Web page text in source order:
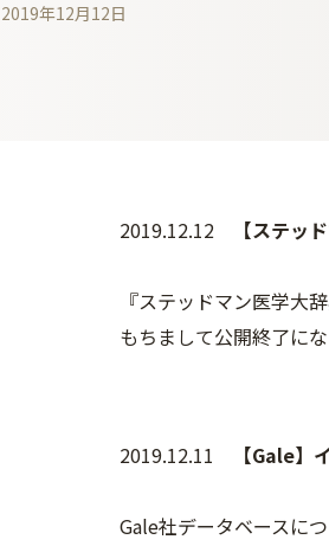
2019年12月12日
2019.12.12 【ステッ
『ステッドマン医学大
もちまして公開終了に
2019.12.11 【Gale】
Gale社データベースに